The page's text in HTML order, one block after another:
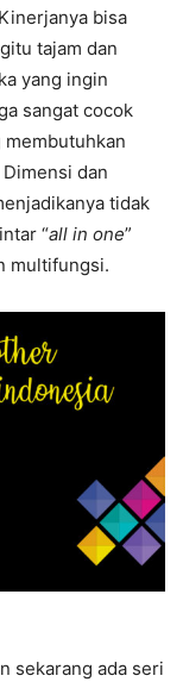
bisa
tajam dan
yang ingin
sangat cocok
membutuhkan
dan
tidak
“all in one”
multifungsi.
sekarang ada seri